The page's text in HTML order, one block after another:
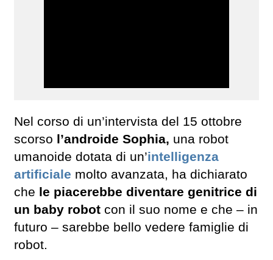
Nel corso di un’intervista del 15 ottobre
scorso l’androide Sophia, una robot
umanoide dotata di un’intelligenza
artificiale molto avanzata, ha dichiarato
che le piacerebbe diventare genitrice di
un baby robot con il suo nome e che – in
futuro – sarebbe bello vedere famiglie di
robot.